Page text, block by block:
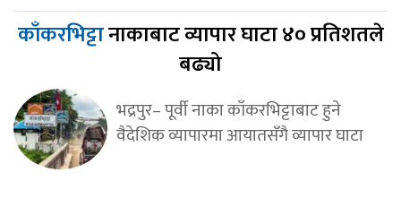
काँकरभिट्टानाकाबाट व्यापार घाटा ४० प्रतिशतले
बढ्यो
भद्रपुर– पूर्वी नाका काँकरभिट्टाबाट हुने
वैदेशिक व्यापारमा आयातसँगै व्यापार घाटा